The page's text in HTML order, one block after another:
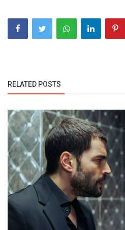
RELATED POSTS